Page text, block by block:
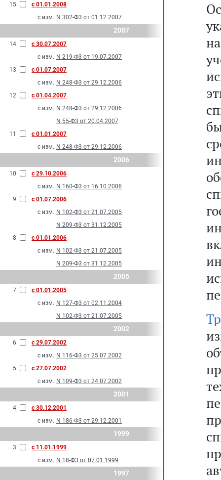
15
с 01.01.2008
с изм. N 302-Ф3 от 01.12.2007
2007
14
с 30.07.2007
с изм. N 219-Ф3 от 19.07.2007
13
с 01.07.2007
с изм. N 248-Ф3 от 29.12.2006
12
с 01.04.2007
с изм. N 248-Ф3 от 29.12.2006
N 55-Ф3 от 20.04.2007
11
с 01.01.2007
с изм. N 248-Ф3 от 29.12.2006
2006
10
с 29.10.2006
с изм. N 160-Ф3 от 16.10.2006
9
с 01.07.2006
с изм. N 102-Ф3 от 21.07.2005
N 209-Ф3 от 31.12.2005
8
с 01.01.2006
с изм. N 102-Ф3 от 21.07.2005
N 209-Ф3 от 31.12.2005
2005
7
с 01.01.2005
с изм. N 127-Ф3 от 02.11.2004
N 102-Ф3 от 21.07.2005
2002
6
с 29.07.2002
с изм. N 116-Ф3 от 25.07.2002
5
с 27.07.2002
с изм. N 109-Ф3 от 24.07.2002
2001
4
с 30.12.2001
с изм. N 186-Ф3 от 29.12.2001
1999
3
с 11.01.1999
с изм. N 18-Ф3 от 07.01.1999
1997